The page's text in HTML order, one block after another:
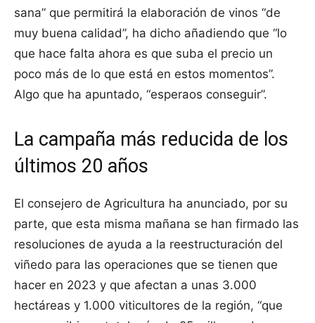
sana” que permitirá la elaboración de vinos “de
muy buena calidad”, ha dicho añadiendo que “lo
que hace falta ahora es que suba el precio un
poco más de lo que está en estos momentos”.
Algo que ha apuntado, “esperaos conseguir”.
La campaña más reducida de los
últimos 20 años
El consejero de Agricultura ha anunciado, por su
parte, que esta misma mañana se han firmado las
resoluciones de ayuda a la reestructuración del
viñedo para las operaciones que se tienen que
hacer en 2023 y que afectan a unas 3.000
hectáreas y 1.000 viticultores de la región, “que